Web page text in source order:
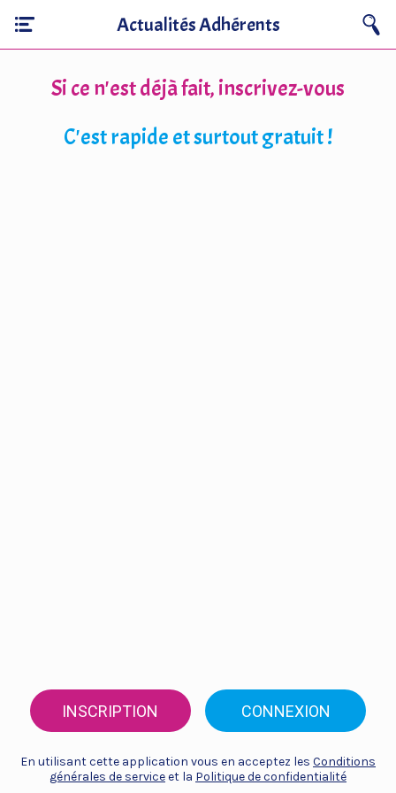
Actualités Adhérents
Si ce n'est déjà fait, inscrivez-vous
C'est rapide et surtout gratuit !
INSCRIPTION CONNEXION
En utilisant cette application vous en acceptez les Conditions
générales de serviceet la Politique de confidentialité